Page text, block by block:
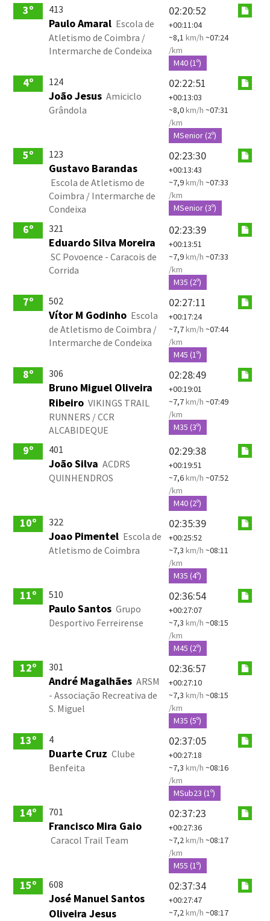
3º 413
Paulo Amaral Escola de
Atletismo de Coimbra /
Intermarche de Condeixa
02:20:52
+00:11:04
~8,1 km/h ~07:24
/km
M40 (1º)
4º 124
João Jesus Amiciclo
Grândola
02:22:51
+00:13:03
~8,0km/h ~07:31
/km
MSenior (2º)
5º 123
Gustavo Barandas
Escola de Atletismo de
Coimbra / Intermarche de
Condeixa
02:23:30
+00:13:43
~7,9km/h ~07:33
/km
MSenior (3º)
6º 321
Eduardo Silva Moreira
SC Povoence - Caracois de
Corrida
02:23:39
+00:13:51
~7,9km/h ~07:33
/km
M35 (2º)
7º 502
Vítor M Godinho Escola
de Atletismo de Coimbra /
Intermarche de Condeixa
02:27:11
+00:17:24
~7,7km/h ~07:44
/km
M45 (1º)
8º 306
Bruno Miguel Oliveira
Ribeiro VIKINGS TRAIL
RUNNERS / CCR
ALCABIDEQUE
02:28:49
+00:19:01
~7,7km/h ~07:49
/km
M35 (3º)
9º 401
João Silva ACDRS
QUINHENDROS
02:29:38
+00:19:51
~7,6km/h ~07:52
/km
M40 (2º)
10º 322
Joao Pimentel Escola de
Atletismo de Coimbra
02:35:39
+00:25:52
~7,3 km/h ~08:11
/km
M35 (4º)
11º 510
Paulo Santos Grupo
Desportivo Ferreirense
02:36:54
+00:27:07
~7,3 km/h ~08:15
/km
M45 (2º)
12º 301
André Magalhães ARSM
- Associação Recreativa de
S. Miguel
02:36:57
+00:27:10
~7,3 km/h ~08:15
/km
M35 (5º)
13º 4
Duarte Cruz Clube
Benfeita
02:37:05
+00:27:18
~7,3 km/h ~08:16
/km
MSub23 (1º)
14º 701
Francisco Mira Gaio
Caracol Trail Team
02:37:23
+00:27:36
~7,2km/h ~08:17
/km
M55 (1º)
15º 608
José Manuel Santos
Oliveira Jesus
02:37:34
+00:27:47
~7,2km/h ~08:17